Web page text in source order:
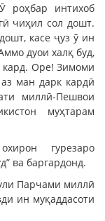
роҳбар интихоб
чиҳил сол дошт.
касе ҷуз ӯ ин
дуои халқ буд,
кард. Оре! Зимоми
ман дарк кардӣ
миллӣ-Пешвои
муҳтарам
гурезаро
ва баргардонд.
Парчами миллӣ
ин муқаддасоти